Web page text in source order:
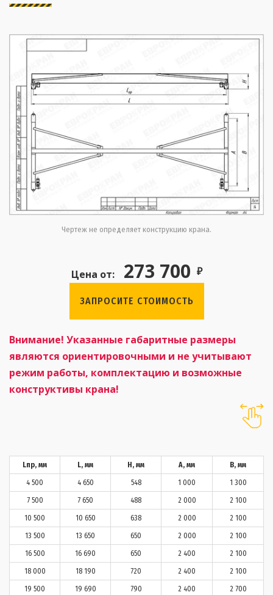
Чертеж не определяет конструкцию крана.
Цена от: 273 700 ₽
ЗАПРОСИТЕ СТОИМОСТЬ
Внимание! Указанные габаритные размеры
являются ориентировочными и не учитывают
режим работы, комплектацию и возможные
конструктивы крана!
Lпр, мм L, мм H, мм А, мм В, мм
4 500 4 650 548 1 000 1 300
7 500 7 650 488 2 000 2 100
10 500 10 650 638 2 000 2 100
13 500 13 650 650 2 000 2 100
16 500 16 690 650 2 400 2 100
18 000 18 190 720 2 400 2 100
19 500 19 690 790 2 400 2 700